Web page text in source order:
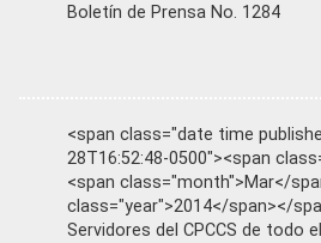
Boletín de Prensa No. 1284
<span class="date time
28T16:52:48-0500"><span
<span class="month">Mar</
class="year">2014</span></
Servidores del CPCCS de todo